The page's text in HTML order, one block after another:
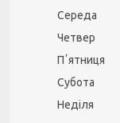
Середа
Четвер
Пʼятниця
Субота
Неділя